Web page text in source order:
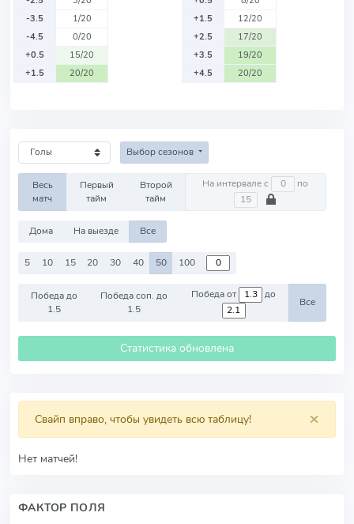
-3.5
1/20
-4.5
0/20
+0.5
15/20
+1.5
20/20
+1.5
12/20
+2.5
17/20
+3.5
19/20
+4.5
20/20
Выбор сезонов
Весь
матч
Первый
тайм
Второй
тайм
На интервале с по
Дома На выезде Все
5 10 15 20 30 40 50 100
Победа до
1.5
Победа соп. до
1.5
Победа от до
Все
Статистика обновлена
×
Свайп вправо, чтобы увидеть всю таблицу!
Нет матчей!
ФАКТОР ПОЛЯ